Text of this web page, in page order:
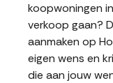
koopwoningen
verkoop gaan?
aanmaken op
eigen wens en
die aan jouw